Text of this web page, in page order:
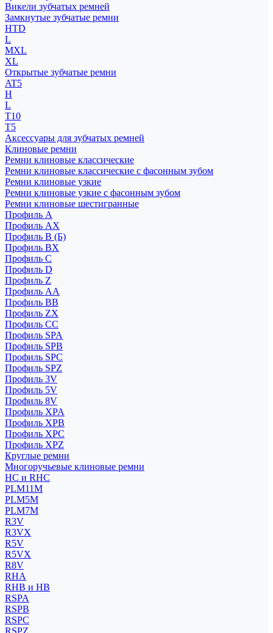
Викели зубчатых ремней
Замкнутые зубчатые ремни
HTD
L
MXL
XL
Открытые зубчатые ремни
AT5
H
L
T10
T5
Аксессуары для зубчатых ремней
Клиновые ремни
Ремни клиновые классические
Ремни клиновые классические с фасонным зубом
Ремни клиновые узкие
Ремни клиновые узкие с фасонным зубом
Ремни клиновые шестигранные
Профиль A
Профиль AX
Профиль B (Б)
Профиль BX
Профиль C
Профиль D
Профиль Z
Профиль АА
Профиль BB
Профиль ZX
Профиль CC
Профиль SPA
Профиль SPB
Профиль SPC
Профиль SPZ
Профиль 3V
Профиль 5V
Профиль 8V
Профиль XPA
Профиль XPB
Профиль XPC
Профиль XPZ
Круглые ремни
Многоручьевые клиновые ремни
HC и RHC
PLM11M
PLM5M
PLM7M
R3V
R3VX
R5V
R5VX
R8V
RHA
RHB и HB
RSPA
RSPB
RSPC
RSPZ